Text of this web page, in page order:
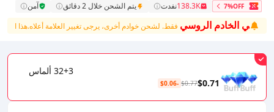
7%OFF
138.3Kنفدت يتم الشحن خلال 2 دقائق آمن
الخادم الروسيفقط. لشحن خوادم أخرى، يرجى تغيير العلامة أعلاه.هذا
32+3 ألماس
$0.71
$0.77
-$0.06